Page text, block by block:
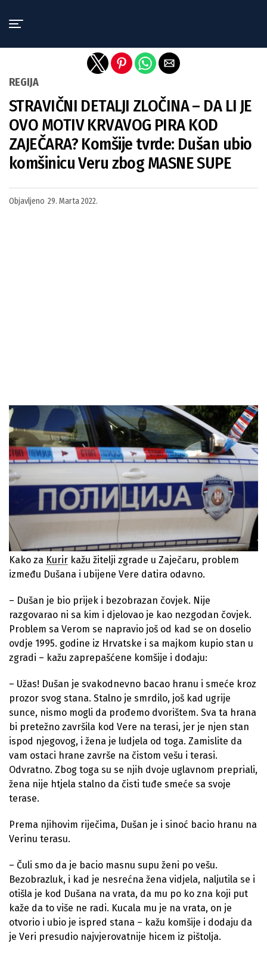
REGIJA
STRAVIČNI DETALJI ZLOČINA – DA LI JE
OVO MOTIV KRVAVOG PIRA KOD
ZAJEČARA? Komšije tvrde: Dušan ubio
komšinicu Veru zbog MASNE SUPE
Objavljeno 29. Marta 2022.
Kako za Kurir kažu žitelji zgrade u Zaječaru, problem
između Dušana i ubijene Vere datira odavno.
– Dušan je bio prijek i bezobrazan čovjek. Nije
razgovarao ni sa kim i djelovao je kao nezgodan čovjek.
Problem sa Verom se napravio još od kad se on doselio
ovdje 1995. godine iz Hrvatske i sa majkom kupio stan u
zgradi – kažu zaprepašćene komšije i dodaju:
– Užas! Dušan je svakodnevno bacao hranu i smeće kroz
prozor svog stana. Stalno je smrdilo, još kad ugrije
sunce, nismo mogli da prođemo dvorištem. Sva ta hrana
bi pretežno završila kod Vere na terasi, jer je njen stan
ispod njegovog, i žena je ludjela od toga. Zamislite da
vam ostaci hrane završe na čistom vešu i terasi.
Odvratno. Zbog toga su se njih dvoje uglavnom prepriali,
žena nije htjela stalno da čisti tuđe smeće sa svoje
terase.
Prema njihovim riječima, Dušan je i sinoć bacio hranu na
Verinu terasu.
– Čuli smo da je bacio masnu supu ženi po vešu.
Bezobrazluk, i kad je nesrećna žena vidjela, naljutila se i
otišla je kod Dušana na vrata, da mu po ko zna koji put
kaže da to više ne radi. Kucala mu je na vrata, on je
otvorio i ubio je ispred stana – kažu komšije i dodaju da
je Veri presudio najvjerovatnije hicem iz pištolja.